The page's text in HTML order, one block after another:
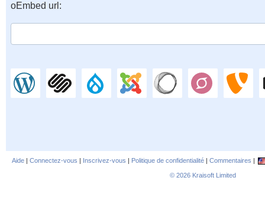
oEmbed url:
Aide | Connectez-vous | Inscrivez-vous | Politique de confidentialité | Commentaires |
© 2026 Kraisoft Limited